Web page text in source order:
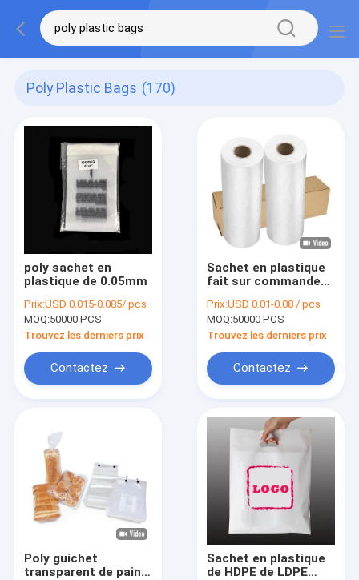
Poly Plastic Bags (170)
poly sachet en
plastique de 0.05mm
Prix:USD 0.015-0.085/ pcs
MOQ:50000 PCS
Trouvez les derniers prix
Contactez
Sachet en plastique
fait sur commande
d'OEM poly sur un
petit pain jetable
Prix:USD 0.01-0.08 / pcs
MOQ:50000 PCS
Trouvez les derniers prix
Contactez
Poly guichet
transparent de pain
Sachet en plastique
de HDPE de LDPE